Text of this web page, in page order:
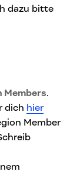
dazu bitte
Members.
dich hier
Member